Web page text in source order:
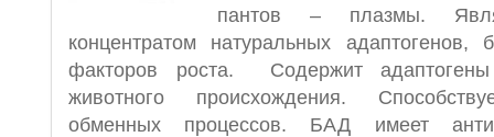
пантов – плазмы.
концентратом натуральных адаптогенов,
факторов роста. Содержит адаптогены
животного происхождения.
обменных процессов. БАД имеет